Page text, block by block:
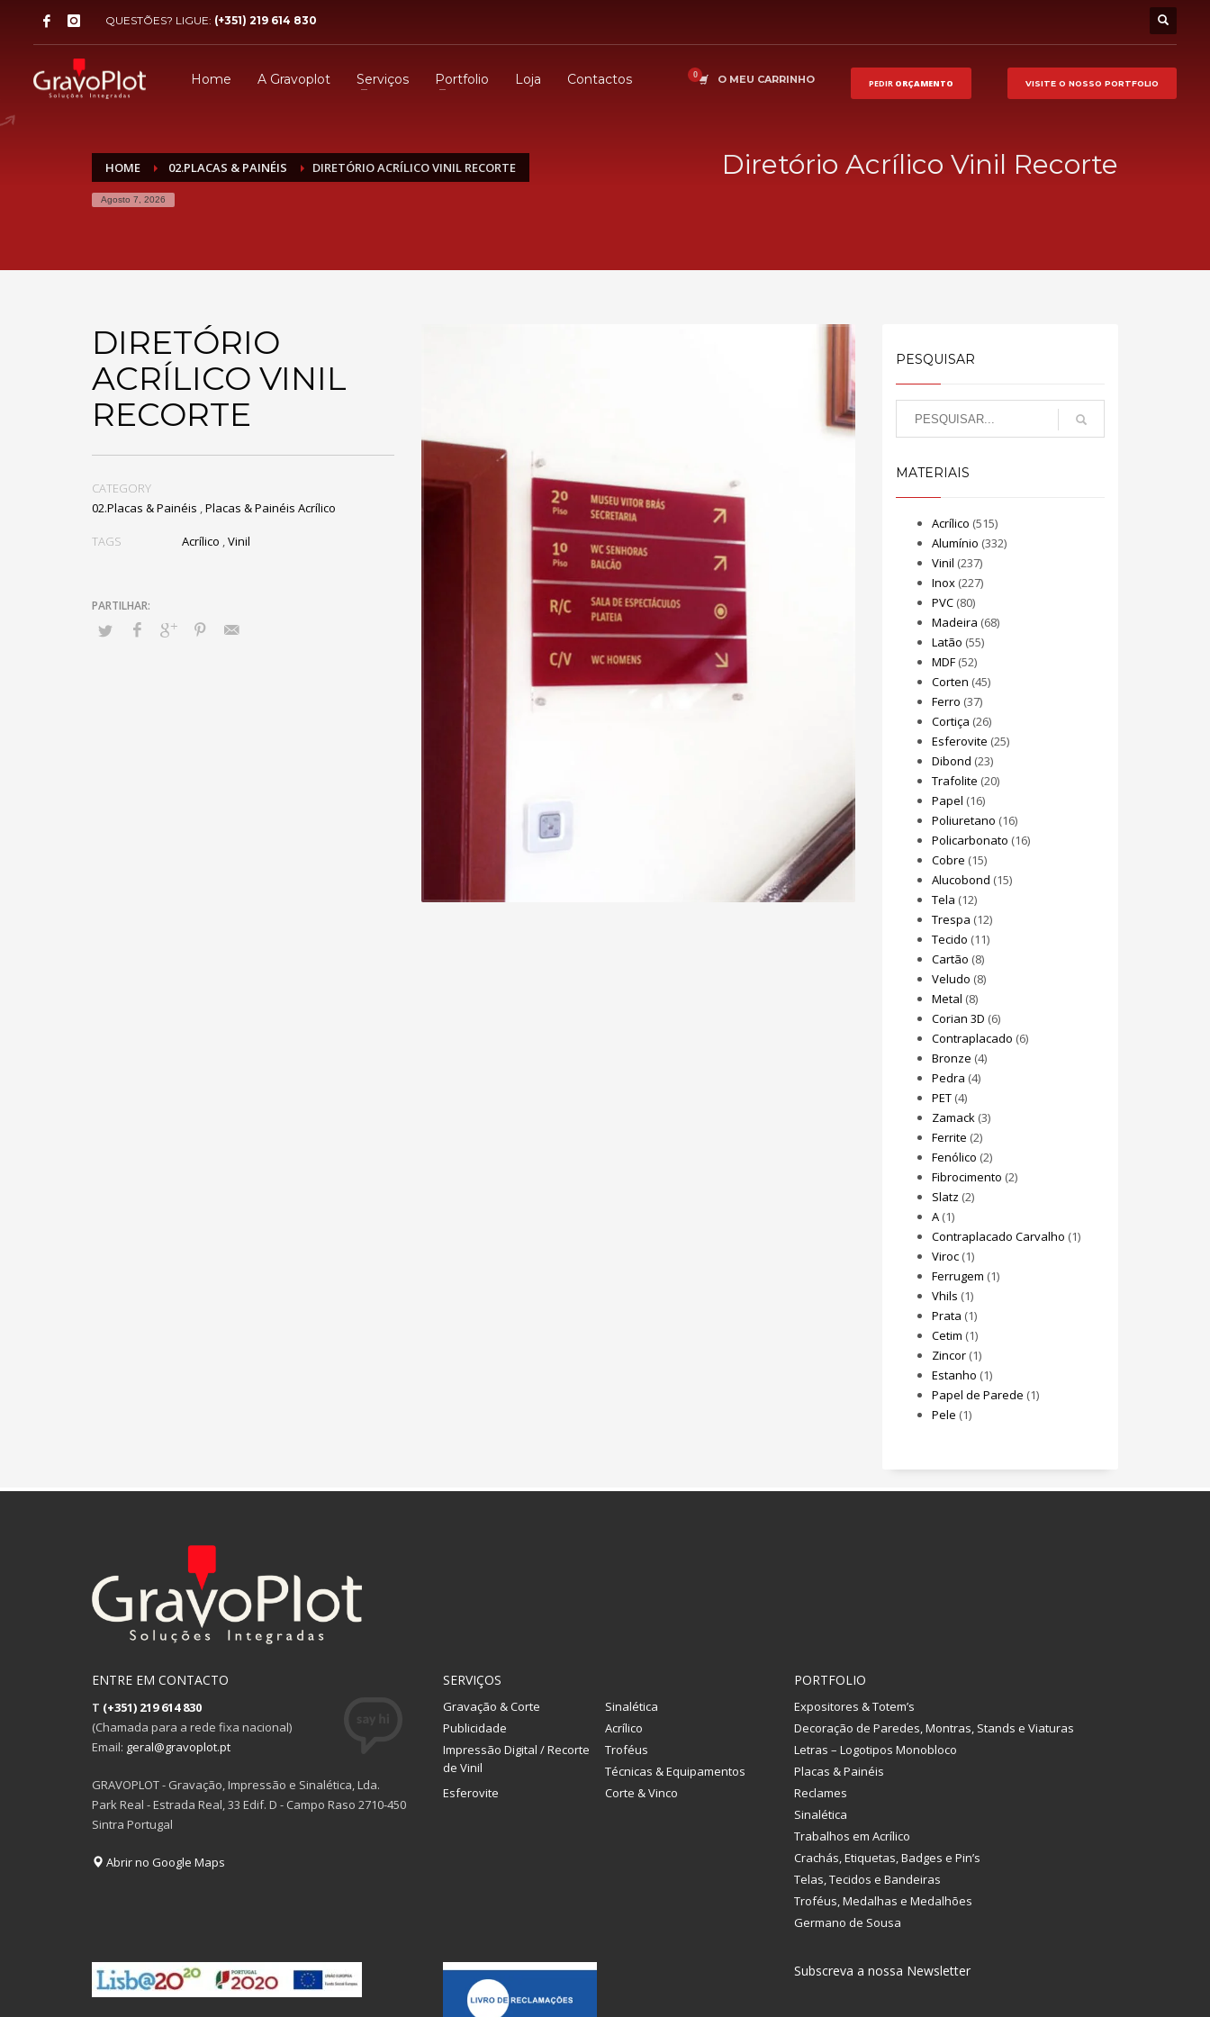
QUESTÕES? LIGUE: (+351) 219 614 830
Home A Gravoplot Serviços Portfolio Loja Contactos O MEU CARRINHO PEDIR ORÇAMENTO VISITE O NOSSO PORTFOLIO
HOME 02.PLACAS & PAINÉIS DIRETÓRIO ACRÍLICO VINIL RECORTE
Agosto 7, 2026
Diretório Acrílico Vinil Recorte
DIRETÓRIO
ACRÍLICO VINIL
RECORTE
CATEGORY
02.Placas & Painéis ,Placas & Painéis Acrílico
TAGS Acrílico ,Vinil
PESQUISAR
MATERIAIS
Acrílico (515)
Alumínio (332)
Vinil (237)
Inox(227)
PVC(80)
Madeira (68)
Latão (55)
MDF(52)
Corten (45)
Ferro (37)
Cortiça (26)
Esferovite (25)
Dibond (23)
Trafolite (20)
Papel (16)
Poliuretano (16)
Policarbonato (16)
Cobre (15)
Alucobond (15)
Tela (12)
Trespa (12)
Tecido (11)
Cartão (8)
Veludo (8)
Metal (8)
Corian 3D (6)
Contraplacado (6)
Bronze (4)
Pedra (4)
PET(4)
Zamack(3)
Ferrite (2)
Fenólico (2)
Fibrocimento (2)
Slatz (2)
A(1)
Contraplacado Carvalho (1)
Viroc(1)
Ferrugem (1)
Vhils (1)
Prata (1)
Cetim (1)
Zincor(1)
Estanho (1)
Papel de Parede (1)
Pele (1)
ENTRE EM CONTACTO
T (+351) 219 614 830
(Chamada para a rede fixa nacional)
Email: geral@gravoplot.pt
GRAVOPLOT - Gravação, Impressão e Sinalética, Lda.
Park Real - Estrada Real, 33 Edif. D - Campo Raso 2710-450
Sintra Portugal
Abrir no Google Maps
SERVIÇOS
Gravação & Corte
Sinalética
Publicidade
Acrílico
Impressão Digital / Recorte
de Vinil
Troféus
Técnicas & Equipamentos
Esferovite
Corte & Vinco
PORTFOLIO
Expositores & Totem’s
Decoração de Paredes, Montras, Stands e Viaturas
Letras – Logotipos Monobloco
Placas & Painéis
Reclames
Sinalética
Trabalhos em Acrílico
Crachás, Etiquetas, Badges e Pin’s
Telas, Tecidos e Bandeiras
Troféus, Medalhas e Medalhões
Germano de Sousa
Subscreva a nossa Newsletter